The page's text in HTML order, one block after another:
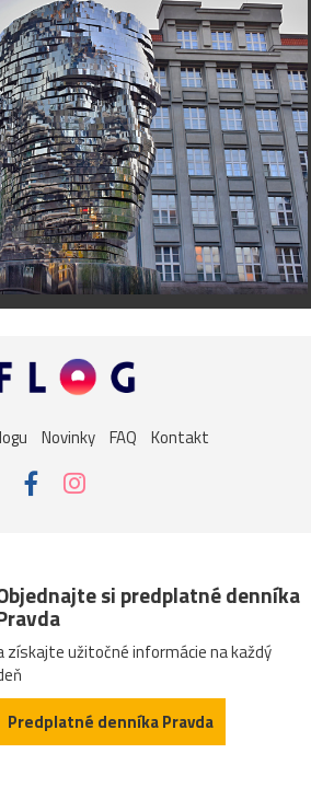
Novinky FAQ Kontakt
si predplatné denníka
získajte užitočné informácie na každý
Predplatné denníka Pravda